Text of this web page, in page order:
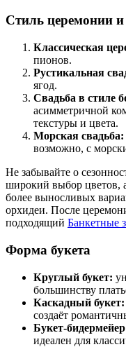
Стиль церемонии и
Классическая
пионов.
Рустикальная
ягод.
Свадьба в стиле
асимметричной
текстуры и цвета.
Морская свадьба:
возможно, с
Не забывайте о
широкий выбор цветов,
более выносливых
орхидеи. После
подходящий Банкетные
Форма букета
Круглый букет:
большинству
Каскадный букет:
создаёт
Букет-
идеален для